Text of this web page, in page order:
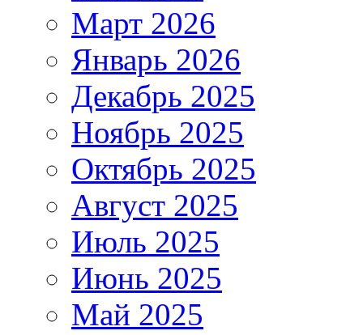
Март 2026
Январь 2026
Декабрь 2025
Ноябрь 2025
Октябрь 2025
Август 2025
Июль 2025
Июнь 2025
Май 2025